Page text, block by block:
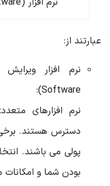
عبارتند از:
Software):
نرم افزارهای
دسترس هستند. برخی
پولی می‌ باشند.
بودن شما و امکانات